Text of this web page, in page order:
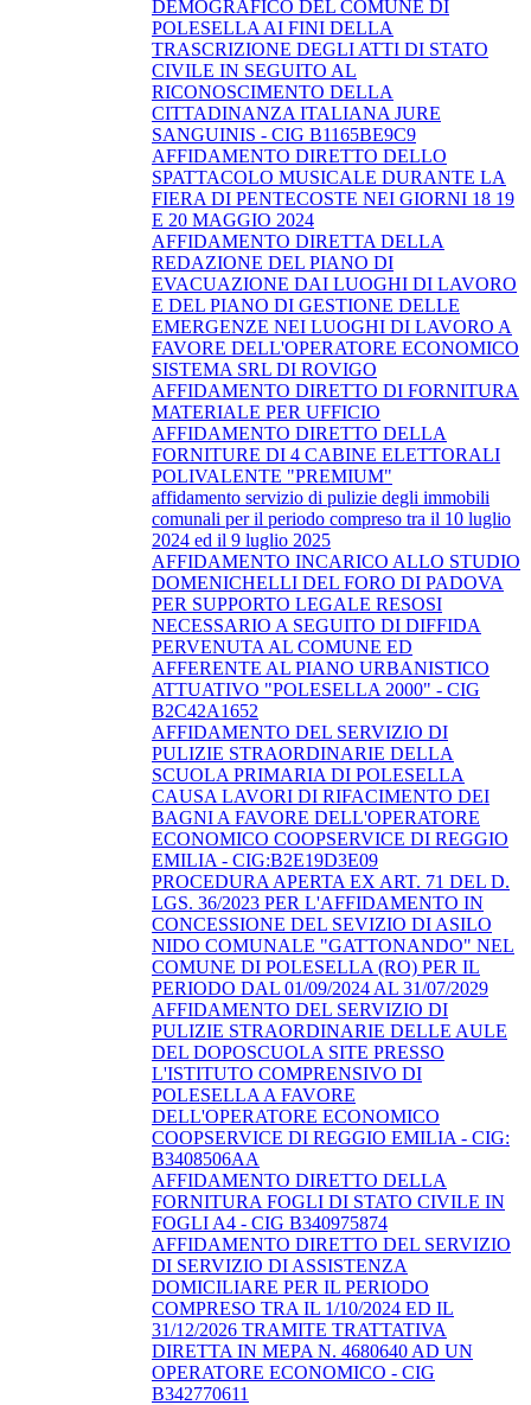
DEMOGRAFICO DEL COMUNE DI
POLESELLA AI FINI DELLA
TRASCRIZIONE DEGLI ATTI DI STATO
CIVILE IN SEGUITO AL
RICONOSCIMENTO DELLA
CITTADINANZA ITALIANA JURE
SANGUINIS - CIG B1165BE9C9
AFFIDAMENTO DIRETTO DELLO
SPATTACOLO MUSICALE DURANTE LA
FIERA DI PENTECOSTE NEI GIORNI 18 19
E 20 MAGGIO 2024
AFFIDAMENTO DIRETTA DELLA
REDAZIONE DEL PIANO DI
EVACUAZIONE DAI LUOGHI DI LAVORO
E DEL PIANO DI GESTIONE DELLE
EMERGENZE NEI LUOGHI DI LAVORO A
FAVORE DELL'OPERATORE ECONOMICO
SISTEMA SRL DI ROVIGO
AFFIDAMENTO DIRETTO DI FORNITURA
MATERIALE PER UFFICIO
AFFIDAMENTO DIRETTO DELLA
FORNITURE DI 4 CABINE ELETTORALI
POLIVALENTE "PREMIUM"
affidamento servizio di pulizie degli immobili
comunali per il periodo compreso tra il 10 luglio
2024 ed il 9 luglio 2025
AFFIDAMENTO INCARICO ALLO STUDIO
DOMENICHELLI DEL FORO DI PADOVA
PER SUPPORTO LEGALE RESOSI
NECESSARIO A SEGUITO DI DIFFIDA
PERVENUTA AL COMUNE ED
AFFERENTE AL PIANO URBANISTICO
ATTUATIVO "POLESELLA 2000" - CIG
B2C42A1652
AFFIDAMENTO DEL SERVIZIO DI
PULIZIE STRAORDINARIE DELLA
SCUOLA PRIMARIA DI POLESELLA
CAUSA LAVORI DI RIFACIMENTO DEI
BAGNI A FAVORE DELL'OPERATORE
ECONOMICO COOPSERVICE DI REGGIO
EMILIA - CIG:B2E19D3E09
PROCEDURA APERTA EX ART. 71 DEL D.
LGS. 36/2023 PER L'AFFIDAMENTO IN
CONCESSIONE DEL SEVIZIO DI ASILO
NIDO COMUNALE "GATTONANDO" NEL
COMUNE DI POLESELLA (RO) PER IL
PERIODO DAL 01/09/2024 AL 31/07/2029
AFFIDAMENTO DEL SERVIZIO DI
PULIZIE STRAORDINARIE DELLE AULE
DEL DOPOSCUOLA SITE PRESSO
L'ISTITUTO COMPRENSIVO DI
POLESELLA A FAVORE
DELL'OPERATORE ECONOMICO
COOPSERVICE DI REGGIO EMILIA - CIG:
B3408506AA
AFFIDAMENTO DIRETTO DELLA
FORNITURA FOGLI DI STATO CIVILE IN
FOGLI A4 - CIG B340975874
AFFIDAMENTO DIRETTO DEL SERVIZIO
DI SERVIZIO DI ASSISTENZA
DOMICILIARE PER IL PERIODO
COMPRESO TRA IL 1/10/2024 ED IL
31/12/2026 TRAMITE TRATTATIVA
DIRETTA IN MEPA N. 4680640 AD UN
OPERATORE ECONOMICO - CIG
B342770611